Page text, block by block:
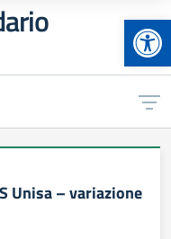
Unisa – variazione